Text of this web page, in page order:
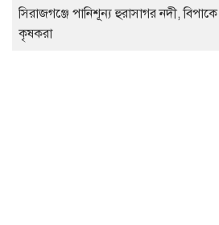
সিরাজগঞ্জে পানিশূন্য হুরাসাগর নদী, বিপাকে
কৃষকরা